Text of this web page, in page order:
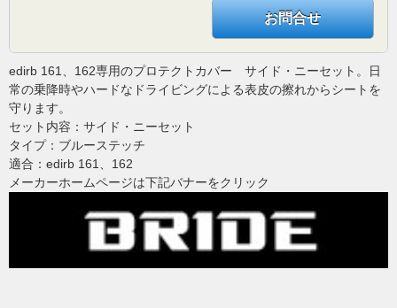
お問合せ
edirb 161、162専用のプロテクトカバー サイド・ニーセット。日
常の乗降時やハードなドライビングによる表皮の擦れからシートを
守ります。
セット内容：サイド・ニーセット
タイプ：ブルーステッチ
適合：edirb 161、162
メーカーホームページは下記バナーをクリック